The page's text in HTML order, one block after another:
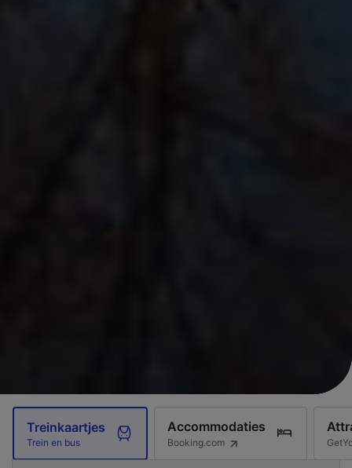
Treinkaartjes
Trein en bus
Accommodaties
Booking.com